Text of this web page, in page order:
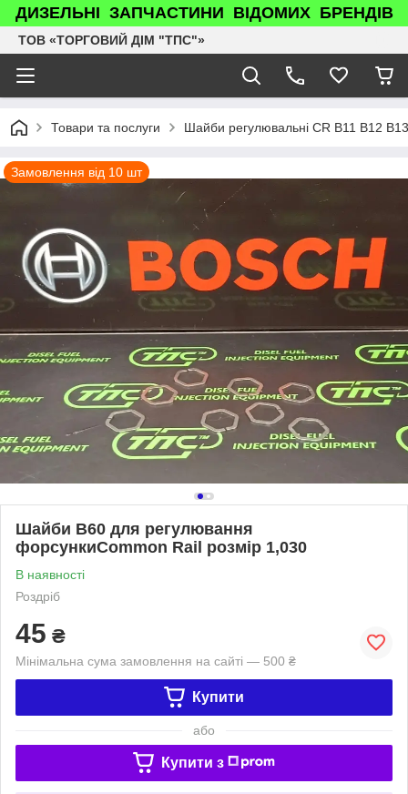
ДИЗЕЛЬНІ ЗАПЧАСТИНИ ВІДОМИХ БРЕНДІВ
ТОВ «ТОРГОВИЙ ДІМ "ТПС"»
Товари та послуги Шайби регулювальні CR B11 B12
Замовлення від 10 шт
Шайби B60 для регулювання
форсункиCommon Rail розмір 1,030
В наявності
Роздріб
45 ₴
Мінімальна сума замовлення на сайті — 500 ₴
Купити
або
Купити з